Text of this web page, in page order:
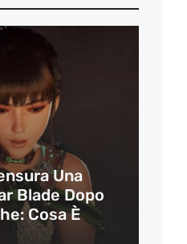
Una
Blade Dopo
Cosa È